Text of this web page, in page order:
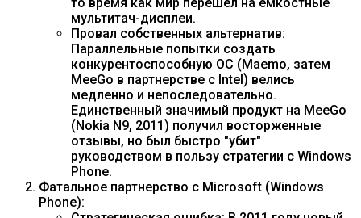
мультитач-дисплеи.
Провал собственных альтернатив:
Параллельные попытки создать
конкурентоспособную ОС (Maemo, затем
MeeGo в партнерстве с Intel) велись
медленно и непоследовательно.
Единственный значимый продукт на MeeGo
(Nokia N9, 2011) получил восторженные
отзывы, но был быстро "убит"
руководством в пользу стратегии с Windows
Phone.
Фатальное партнерство с Microsoft (Windows
Phone):